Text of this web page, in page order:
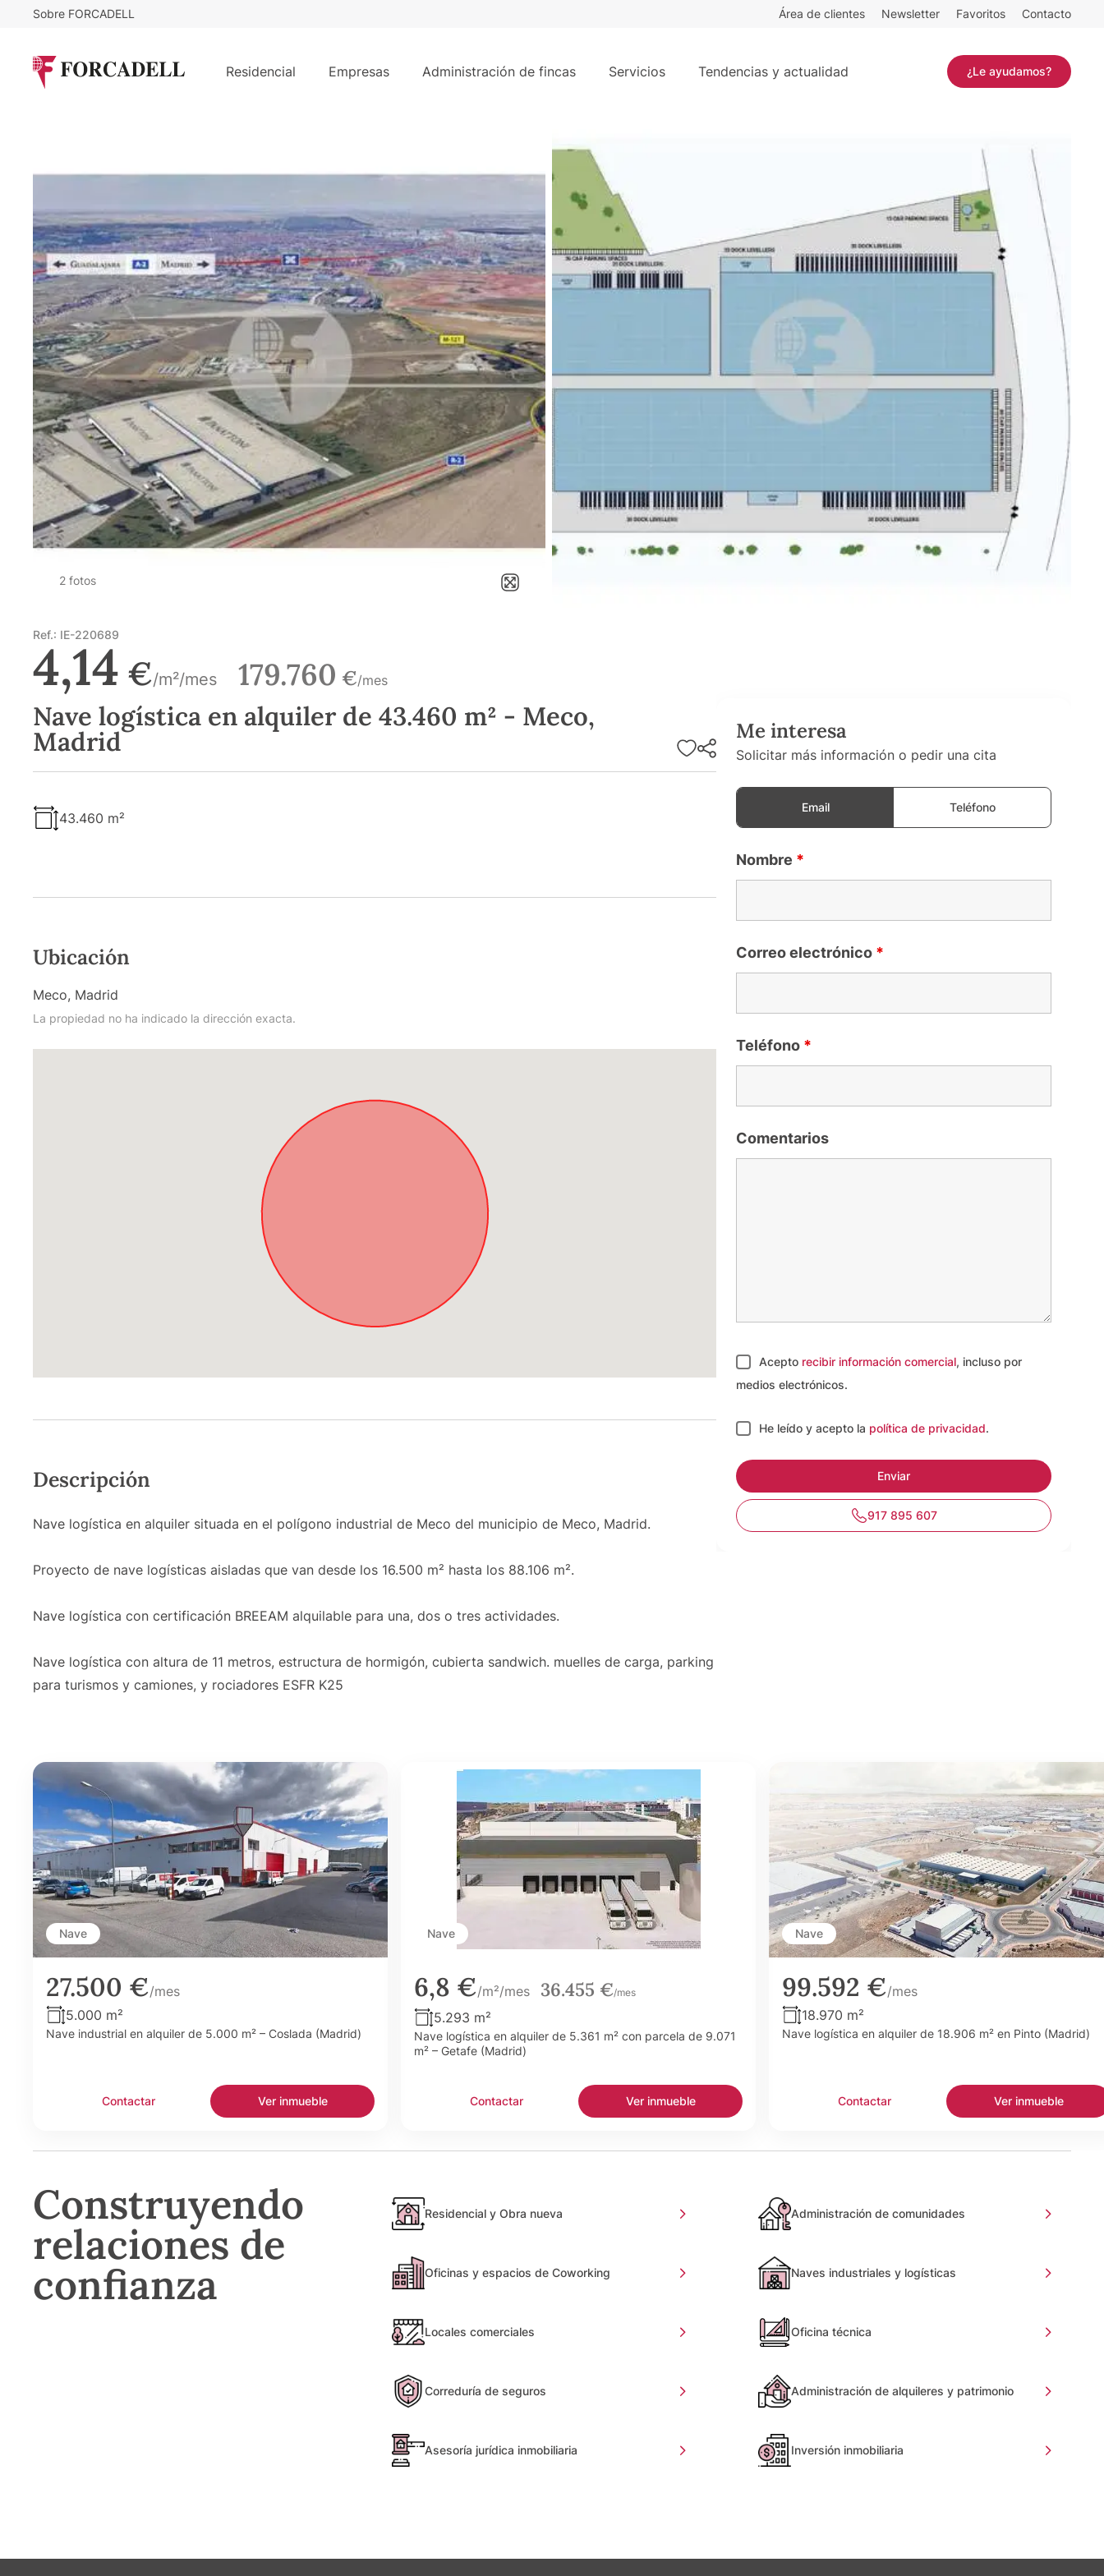
Sobre FORCADELL Área de clientes Newsletter Favoritos Contacto
Residencial Empresas Administración de fincas Servicios Tendencias y actualidad ¿Le ayudamos?
Nave logística en alquiler de 43.460 m² - Meco, Madrid
2 fotos
Ref.: IE-220689
4,14 €/m²/mes 179.760 €/mes
Nave logística en alquiler de 43.460 m² - Meco,
Madrid
43.460 m²
Ubicación
Meco, Madrid
La propiedad no ha indicado la dirección exacta.
Descripción
Nave logística en alquiler situada en el polígono industrial de Meco del municipio de Meco, Madrid.
Proyecto de nave logísticas aisladas que van desde los 16.500 m² hasta los 88.106 m².
Nave logística con certificación BREEAM alquilable para una, dos o tres actividades.
Nave logística con altura de 11 metros, estructura de hormigón, cubierta sandwich. muelles de carga, parking
para turismos y camiones, y rociadores ESFR K25
Me interesa
Solicitar más información o pedir una cita
Email Teléfono
Nombre *
Correo electrónico *
Teléfono *
Comentarios
Acepto recibir información comercial, incluso por
medios electrónicos.
He leído y acepto la política de privacidad.
917 895 607
Nave
27.500 €/mes
5.000 m²
Nave industrial en alquiler de 5.000 m² – Coslada (Madrid)
Contactar Ver inmueble
Nave
6,8 €/m²/mes 36.455 €/mes
5.293 m²
Nave logística en alquiler de 5.361 m² con parcela de 9.071
m² – Getafe (Madrid)
Contactar Ver inmueble
Nave
99.592 €/mes
18.970 m²
Nave logística en alquiler de 18.906 m² en Pinto (Madrid)
Contactar Ver inmueble
Construyendo
relaciones de
confianza
Residencial y Obra nueva Administración de comunidades
Oficinas y espacios de Coworking Naves industriales y logísticas
Locales comerciales Oficina técnica
Correduría de seguros Administración de alquileres y patrimonio
Asesoría jurídica inmobiliaria Inversión inmobiliaria